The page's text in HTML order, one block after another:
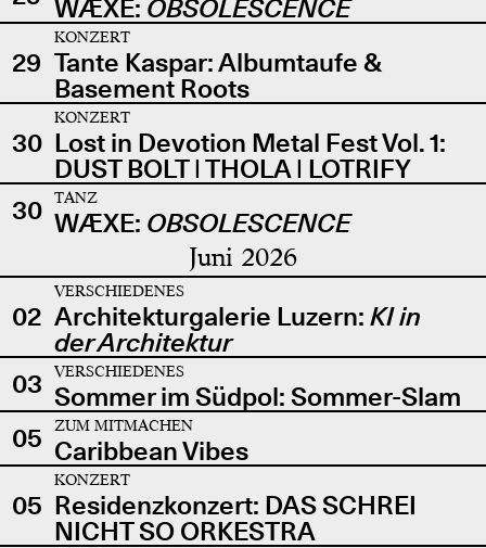
WÆXE: OBSOLESCENCE
29
KONZERT
Tante Kaspar: Albumtaufe &
Basement Roots
30
KONZERT
Lost in Devotion Metal Fest Vol. 1:
DUST BOLT | THOLA | LOTRIFY
30
TANZ
WÆXE: OBSOLESCENCE
Juni 2026
02
VERSCHIEDENES
Architekturgalerie Luzern: KI in
der Architektur
03
VERSCHIEDENES
Sommer im Südpol: Sommer-Slam
05
ZUM MITMACHEN
Caribbean Vibes
05
KONZERT
Residenzkonzert: DAS SCHREI
NICHT SO ORKESTRA